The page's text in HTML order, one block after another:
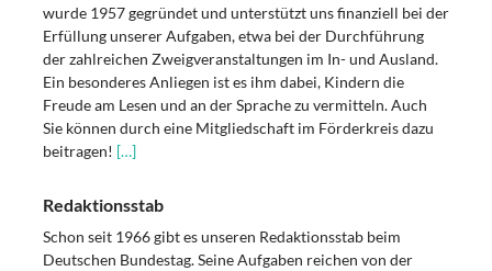
wurde 1957 gegründet und unterstützt uns finanziell bei der
Erfüllung unserer Aufgaben, etwa bei der Durchführung
der zahlreichen Zweigveranstaltungen im In- und Ausland.
Ein besonderes Anliegen ist es ihm dabei, Kindern die
Freude am Lesen und an der Sprache zu vermitteln. Auch
Sie können durch eine Mitgliedschaft im Förderkreis dazu
beitragen! […]
Redaktionsstab
Schon seit 1966 gibt es unseren Redaktionsstab beim
Deutschen Bundestag. Seine Aufgaben reichen von der